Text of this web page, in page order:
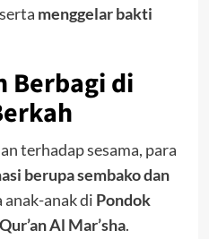
menggelar bakti
Berbagi di
terhadap sesama, para
berupa sembako dan
anak-anak di Pondok
Al Mar’sha.